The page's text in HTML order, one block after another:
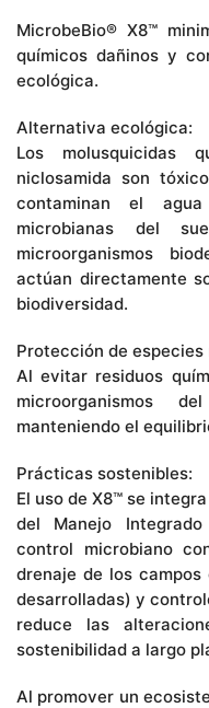
MicrobeBio® X8™
químicos dañinos y
ecológica.
Alternativa ecológica:
Los molusquicidas
niclosamida son
contaminan el
microbianas del
microorganismos
actúan directamente
biodiversidad.
Protección de especies
Al evitar residuos
microorganismos
manteniendo el
Prácticas sostenibles:
El uso de X8™ se
del Manejo
control microbiano
drenaje de los
desarrolladas) y
reduce las
sostenibilidad a largo
Al promover un